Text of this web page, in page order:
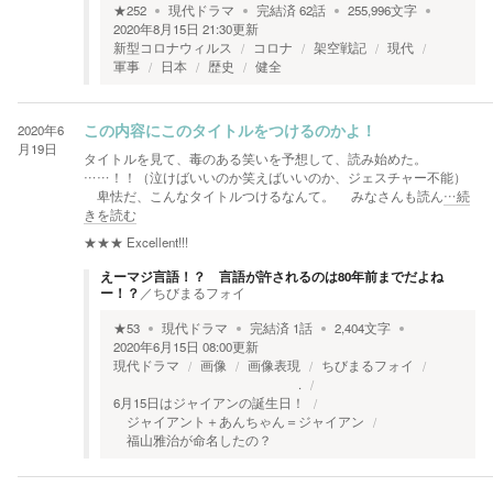
★252 現代ドラマ 完結済62話 255,996文字
2020年8月15日 21:30更新
新型コロナウィルス
コロナ 架空戦記
現代
軍事
日本 歴史 健全
2020年6
月19日
この内容にこのタイトルをつけるのかよ！
タイトルを見て、毒のある笑いを予想して、読み始めた。
……！！（泣けばいいのか笑えばいいのか、ジェスチャー不能）
卑怯だ、こんなタイトルつけるなんて。 みなさんも読ん…続
きを読む
★★★ Excellent!!!
えーマジ言語！？ 言語が許されるのは80年前までだよね
ー！？ ／ちびまるフォイ
★53 現代ドラマ 完結済 1話 2,404文字
2020年6月15日 08:00更新
現代ドラマ
画像 画像表現
ちびまるフォイ
.
6月15日はジャイアンの誕生日！
ジャイアント＋あんちゃん＝ジャイアン
福山雅治が命名したの？